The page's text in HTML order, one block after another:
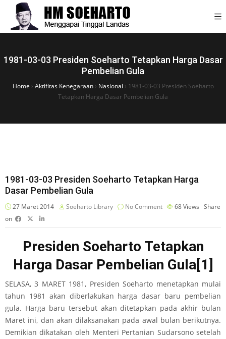
1981-03-03 Presiden Soeharto Tetapkan Harga Dasar
Pembelian Gula
Home › Aktifitas Kenegaraan› Nasional › 1981-03-03 Presiden Soeharto
Tetapkan Harga Dasar Pembelian Gula
1981-03-03 Presiden Soeharto Tetapkan Harga
Dasar Pembelian Gula
27 Maret 2014 Soeharto Library No Comment 68Views Share
on
Presiden Soeharto Tetapkan
Harga Dasar Pembelian Gula[1]
SELASA, 3 MARET 1981, Presiden Soeharto menetapkan mulai
tahun 1981 akan diberlakukan harga dasar baru pembelian
gula. Harga baru tersebut akan ditetapkan pada akhir bulan
Maret ini, dan akan dilaksanakan pada awal bulan berikutnya.
Demikian dikatakan oleh Menteri Pertanian Sudarsono setelah